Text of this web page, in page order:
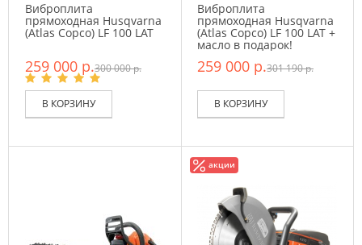
Виброплита
прямоходная Husqvarna
(Atlas Copco) LF 100 LAT
259 000 р.300 000 р.
В КОРЗИНУ
Виброплита
прямоходная Husqvarna
(Atlas Copco) LF 100 LAT +
масло в подарок!
259 000 р.301 190 р.
В КОРЗИНУ
акции